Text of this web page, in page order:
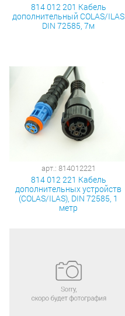
814 012 201 Кабель
дополнительный COLAS/ILAS
DIN 72585, 7м
арт.: 814012221
814 012 221 Кабель
дополнительных устройств
(COLAS/ILAS), DIN 72585, 1
метр